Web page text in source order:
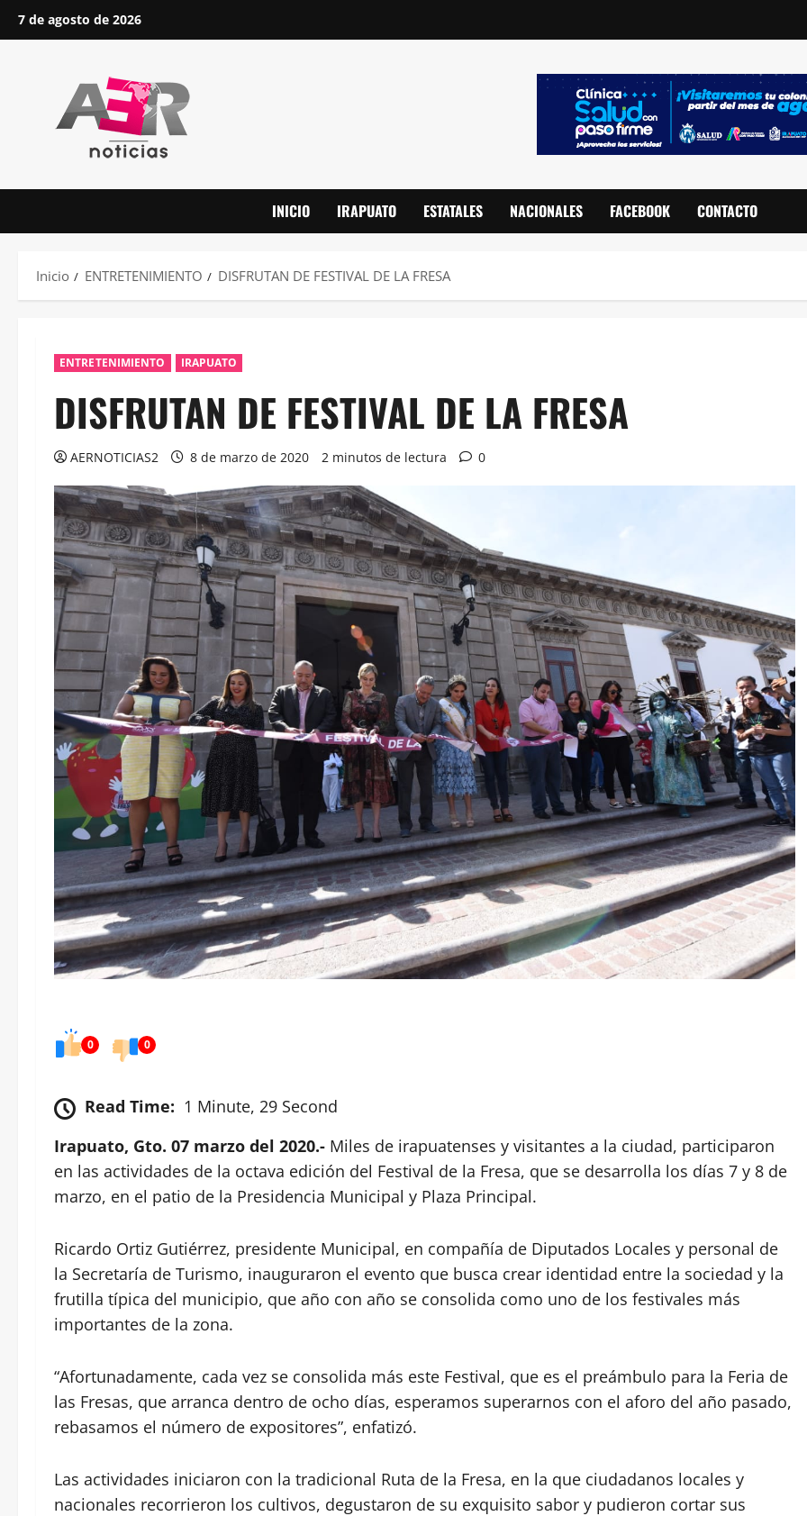
Saltar7 de agosto de 2026
INICIO IRAPUATO ESTATALES NACIONALES FACEBOOK CONTACTO
Inicio ENTRETENIMIENTO DISFRUTAN DE FESTIVAL DE LA FRESA
ENTRETENIMIENTO IRAPUATO
DISFRUTAN DE FESTIVAL DE LA FRESA
AERNOTICIAS2 8 de marzo de 2020 2 minutos de lectura 0
0 0
Read Time: 1 Minute, 29 Second
Irapuato, Gto. 07 marzo del 2020.- Miles de irapuatenses y visitantes a la ciudad, participaron
en las actividades de la octava edición del Festival de la Fresa, que se desarrolla los días 7 y 8 de
marzo, en el patio de la Presidencia Municipal y Plaza Principal.
Ricardo Ortiz Gutiérrez, presidente Municipal, en compañía de Diputados Locales y personal de
la Secretaría de Turismo, inauguraron el evento que busca crear identidad entre la sociedad y la
frutilla típica del municipio, que año con año se consolida como uno de los festivales más
importantes de la zona.
“Afortunadamente, cada vez se consolida más este Festival, que es el preámbulo para la Feria de
las Fresas, que arranca dentro de ocho días, esperamos superarnos con el aforo del año pasado,
rebasamos el número de expositores”, enfatizó.
Las actividades iniciaron con la tradicional Ruta de la Fresa, en la que ciudadanos locales y
nacionales recorrieron los cultivos, degustaron de su exquisito sabor y pudieron cortar sus